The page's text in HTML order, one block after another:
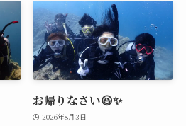
お帰りなさい😆✨
2026年8月3日